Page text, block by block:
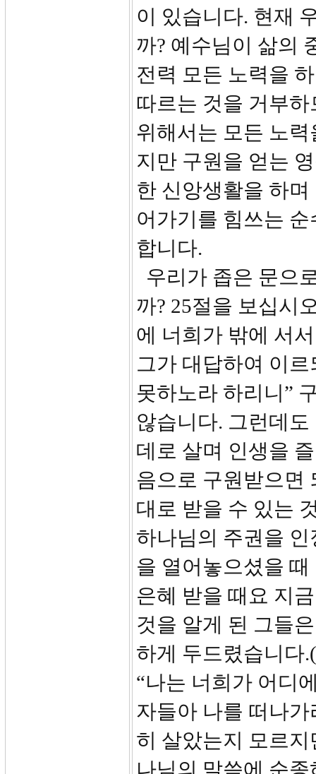
이 있습니다. 현재
까? 예수님이 삶의
전력 모든 노력을
따르는 것을 거부
위해서는 모든 노
지만 구원을 얻는
한 신앙생활을 하
어가기를 힘쓰는
합니다.
우리가 좁은 문으
까? 25절을 보십시
에 너희가 밖에 서
그가 대답하여 이
못하노라 하리니”
않습니다. 그런데
데로 살며 인생을
음으로 구원받으면
대로 받을 수 있는
하나님의 주권을
을 열어놓으셨을
은혜 받을 때요 지
것을 알게 된 그들
하게 두드렸습니다
“나는 너희가 어디
자들아 나를 떠나
히 살았는지 모르
나님의 말씀에 순